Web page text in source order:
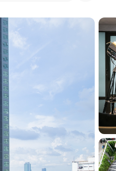
Add comparative units